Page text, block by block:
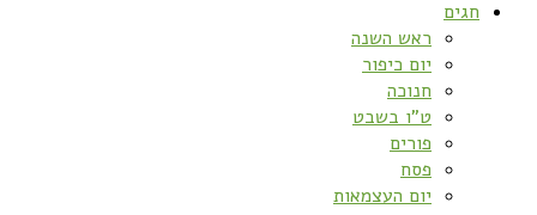
חגים
ראש השנה
יום כיפור
חנוכה
ט”ו בשבט
פורים
פסח
יום העצמאות